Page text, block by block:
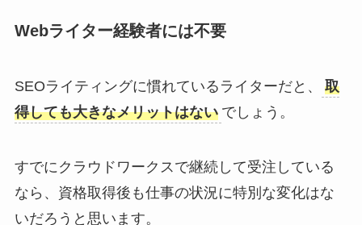
Webライター経験者には不要
SEOライティングに慣れているライターだと、
取
得しても大きなメリットはない でしょう。
すでにクラウドワークスで継続して受注している
なら、資格取得後も仕事の状況に特別な変化はな
いだろうと思います。